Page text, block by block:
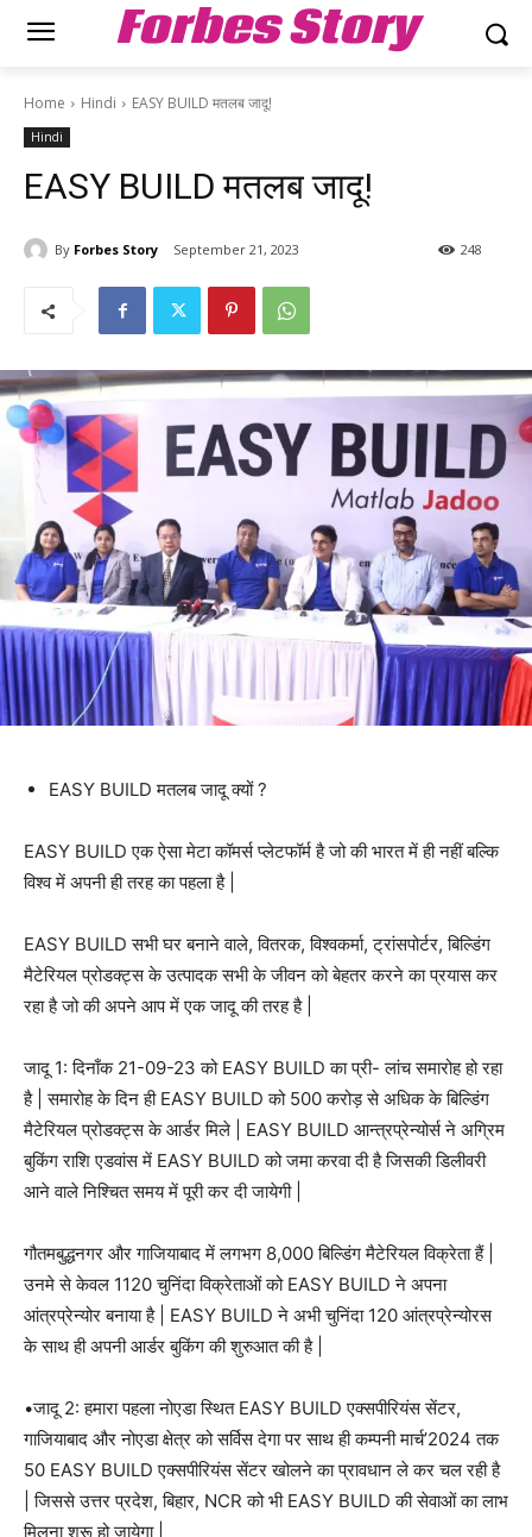
Forbes Story
Home Hindi EASY BUILD मतलब जादू!
Hindi
EASY BUILD मतलब जादू!
By Forbes Story September 21, 2023 248
EASY BUILD मतलब जादू क्यों ?
EASY BUILD एक ऐसा मेटा कॉमर्स प्लेटफॉर्म है जो की भारत में ही नहीं बल्कि
विश्व में अपनी ही तरह का पहला है |
EASY BUILD सभी घर बनाने वाले, वितरक, विश्वकर्मा, ट्रांसपोर्टर, बिल्डिंग
मैटेरियल प्रोडक्ट्स के उत्पादक सभी के जीवन को बेहतर करने का प्रयास कर
रहा है जो की अपने आप में एक जादू की तरह है |
जादू 1: दिनाँक 21-09-23 को EASY BUILD का प्री- लांच समारोह हो रहा
है | समारोह के दिन ही EASY BUILD को 500 करोड़ से अधिक के बिल्डिंग
मैटेरियल प्रोडक्ट्स के आर्डर मिले | EASY BUILD आन्त्रप्रेन्योर्स ने अग्रिम
बुकिंग राशि एडवांस में EASY BUILD को जमा करवा दी है जिसकी डिलीवरी
आने वाले निश्चित समय में पूरी कर दी जायेगी |
गौतमबुद्धनगर और गाजियाबाद में लगभग 8,000 बिल्डिंग मैटेरियल विक्रेता हैं |
उनमे से केवल 1120 चुनिंदा विक्रेताओं को EASY BUILD ने अपना
आंत्रप्रेन्योर बनाया है | EASY BUILD ने अभी चुनिंदा 120 आंत्रप्रेन्योरस
के साथ ही अपनी आर्डर बुकिंग की शुरुआत की है |
•जादू 2: हमारा पहला नोएडा स्थित EASY BUILD एक्सपीरियंस सेंटर,
गाजियाबाद और नोएडा क्षेत्र को सर्विस देगा पर साथ ही कम्पनी मार्च’2024 तक
50 EASY BUILD एक्सपीरियंस सेंटर खोलने का प्रावधान ले कर चल रही है
| जिससे उत्तर प्रदेश, बिहार, NCR को भी EASY BUILD की सेवाओं का लाभ
मिलना शुरू हो जायेगा |